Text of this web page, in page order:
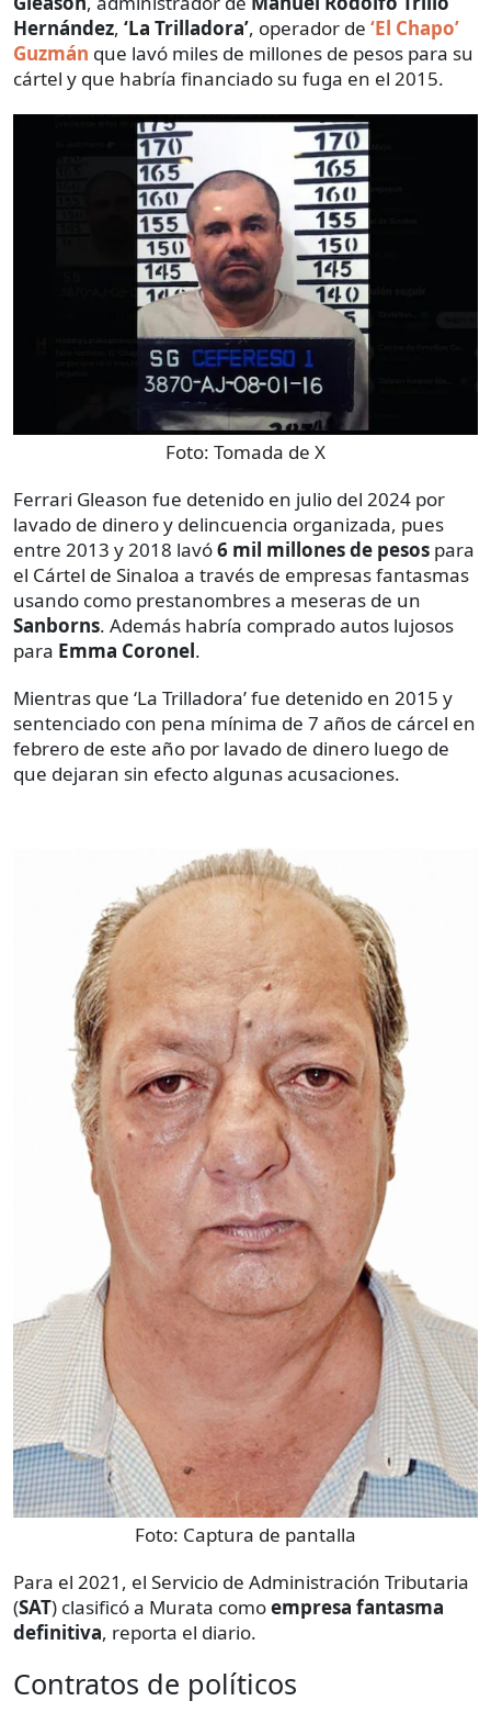
Hernández, ‘La Trilladora’, operador de ‘El Chapo’
Guzmán que lavó miles de millones de pesos para su
cártel y que habría financiado su fuga en el 2015.
Foto: Tomada de X
Ferrari Gleason fue detenido en julio del 2024 por
lavado de dinero y delincuencia organizada, pues
entre 2013 y 2018 lavó6 mil millones de pesos para
el Cártel de Sinaloa a través de empresas fantasmas
usando como prestanombres a meseras de un
Sanborns. Además habría comprado autos lujosos
para Emma Coronel.
Mientras que ‘La Trilladora’ fue detenido en 2015 y
sentenciado con pena mínima de 7 años de cárcel en
febrero de este año por lavado de dinero luego de
que dejaran sin efecto algunas acusaciones.
Foto: Captura de pantalla
Para el 2021, el Servicio de Administración Tributaria
(SAT) clasificó a Murata comoempresa fantasma
definitiva, reporta el diario.
Contratos de políticos